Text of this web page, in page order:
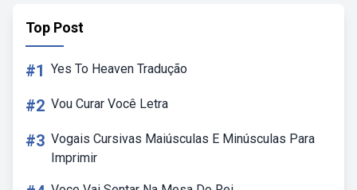
Top Post
#1 Yes To Heaven Tradução
#2 Vou Curar Você Letra
#3 Vogais Cursivas Maiúsculas E Minúsculas Para
Imprimir